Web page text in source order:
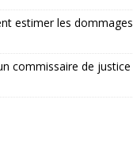
estimer les dommages
commissaire de justice